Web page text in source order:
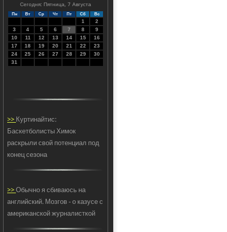
Сегодня: Пятница, 7 Августа
Пн Вт Ср Чт Пт Сб Вс
1
2
3
4 5 6 7 8
9
10
11 12 13 14 15
16
17
18 19 20 21 22
23
24
25 26 27 28 29
30
31
>>Куртинайтис:
Баскетболисты Химок
раскрыли свой потенциал под
конец сезона
>>Обычно я сбиваюсь на
английский. Мозгов - о казусе с
американской журналисткой